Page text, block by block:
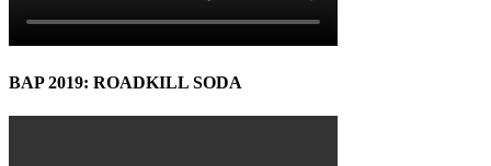
BAP 2019: ROADKILL SODA